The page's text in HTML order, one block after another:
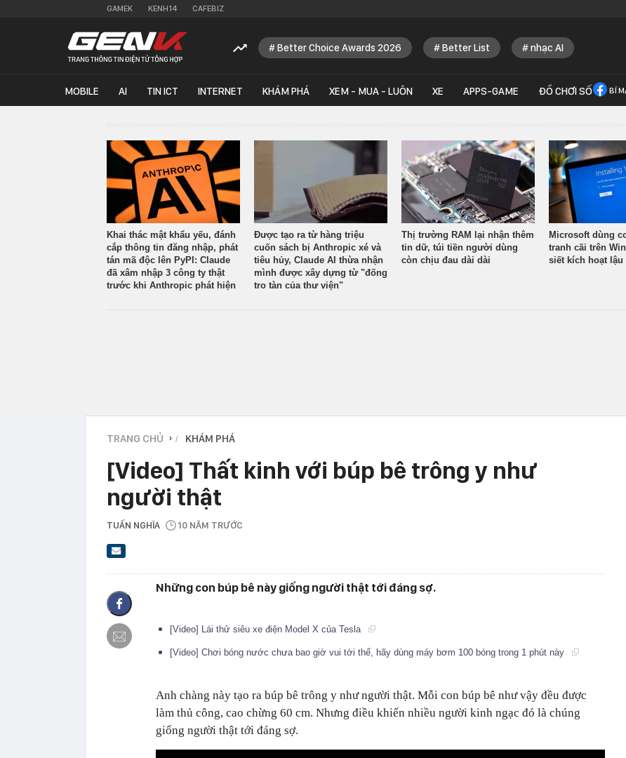
GAMEK KENH14 CAFEBIZ
Better Choice Awards 2026 Better List nhạc AI
MOBILE AI TIN ICT INTERNET KHÁM PHÁ XEM - MUA - LUÔN XE APPS-GAME ĐỒ CHƠI SỐ BÍ
Khai thác mật khẩu yếu, đánh
cắp thông tin đăng nhập, phát
tán mã độc lên PyPI: Claude
đã xâm nhập 3 công ty thật
trước khi Anthropic phát hiện
Được tạo ra từ hàng triệu
cuốn sách bị Anthropic xé và
tiêu hủy, Claude AI thừa nhận
mình được xây dựng từ "đống
tro tàn của thư viện"
Thị trường RAM lại nhận thêm
tin dữ, túi tiền người dùng
còn chịu đau dài dài
Microsoft dùng
tranh cãi trên
siết kích hoạt lậu
TRANG CHỦ › KHÁM PHÁ
[Video] Thất kinh với búp bê trông y như
người thật
TUẤN NGHĨA 10 NĂM TRƯỚC
Những con búp bê này giống người thật tới đáng sợ.
[Video] Lái thử siêu xe điện Model X của Tesla
[Video] Chơi bóng nước chưa bao giờ vui tới thế, hãy dùng máy bơm 100 bóng trong 1 phút này
Anh chàng này tạo ra búp bê trông y như người thật. Mỗi con búp bê như vậy đều được
làm thủ công, cao chừng 60 cm. Nhưng điều khiến nhiều người kinh ngạc đó là chúng
giống người thật tới đáng sợ.